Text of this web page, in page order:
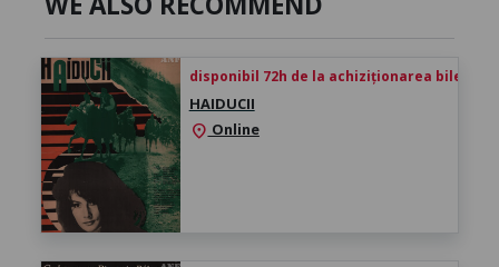
disponibil 72h de la achiziționarea biletului
HAIDUCII
location_on Online